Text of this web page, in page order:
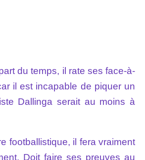
du temps, il rate ses face-à-
il est incapable de piquer un
Dallinga serait au moins à
footballistique, il fera vraiment
Doit faire ses preuves au